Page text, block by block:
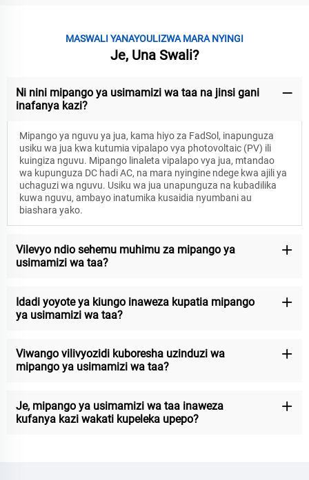
MASWALI YANAYOULIZWA MARA NYINGI
Je, Una Swali?
Ni nini mipango ya usimamizi wa taa na jinsi gani
inafanya kazi?
Mipango ya nguvu ya jua, kama hiyo za FadSol, inapunguza
usiku wa jua kwa kutumia vipalapo vya photovoltaic (PV) ili
kuingiza nguvu. Mipango linaleta vipalapo vya jua, mtandao
wa kupunguza DC hadi AC, na mara nyingine ndege kwa ajili ya
uchaguzi wa nguvu. Usiku wa jua unapunguza na kubadilika
kuwa nguvu, ambayo inatumika kusaidia nyumbani au
biashara yako.
Vilevyo ndio sehemu muhimu za mipango ya
usimamizi wa taa?
Idadi yoyote ya kiungo inaweza kupatia mipango
ya usimamizi wa taa?
Viwango vilivyozidi kuboresha uzinduzi wa
mipango ya usimamizi wa taa?
Je, mipango ya usimamizi wa taa inaweza
kufanya kazi wakati kupeleka upepo?